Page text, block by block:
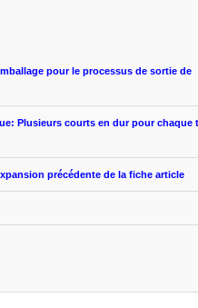
pour le processus de sortie de
: Plusieurs courts en dur pour chaque
précédente de la fiche article